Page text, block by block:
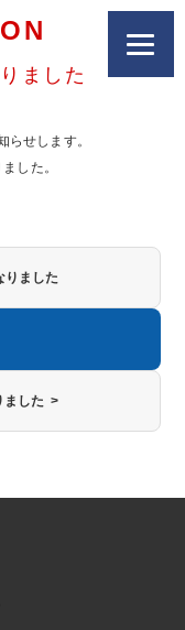
ました
せします。
した。
りました
ました >